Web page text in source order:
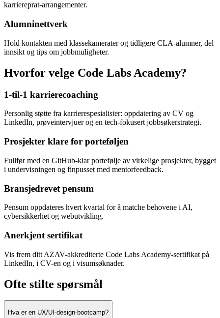
karriereprat-arrangementer.
Alumninettverk
Hold kontakten med klassekamerater og tidligere CLA-alumner, del
innsikt og tips om jobbmuligheter.
Hvorfor velge Code Labs Academy?
1-til-1 karrierecoaching
Personlig støtte fra karrierespesialister: oppdatering av CV og
LinkedIn, prøveintervjuer og en tech-fokusert jobbsøkerstrategi.
Prosjekter klare for porteføljen
Fullfør med en GitHub-klar portefølje av virkelige prosjekter, bygget
i undervisningen og finpusset med mentorfeedback.
Bransjedrevet pensum
Pensum oppdateres hvert kvartal for å matche behovene i AI,
cybersikkerhet og webutvikling.
Anerkjent sertifikat
Vis frem ditt AZAV-akkrediterte Code Labs Academy-sertifikat på
LinkedIn, i CV-en og i visumsøknader.
Ofte stilte spørsmål
Hva er en UX/UI-design-bootcamp?